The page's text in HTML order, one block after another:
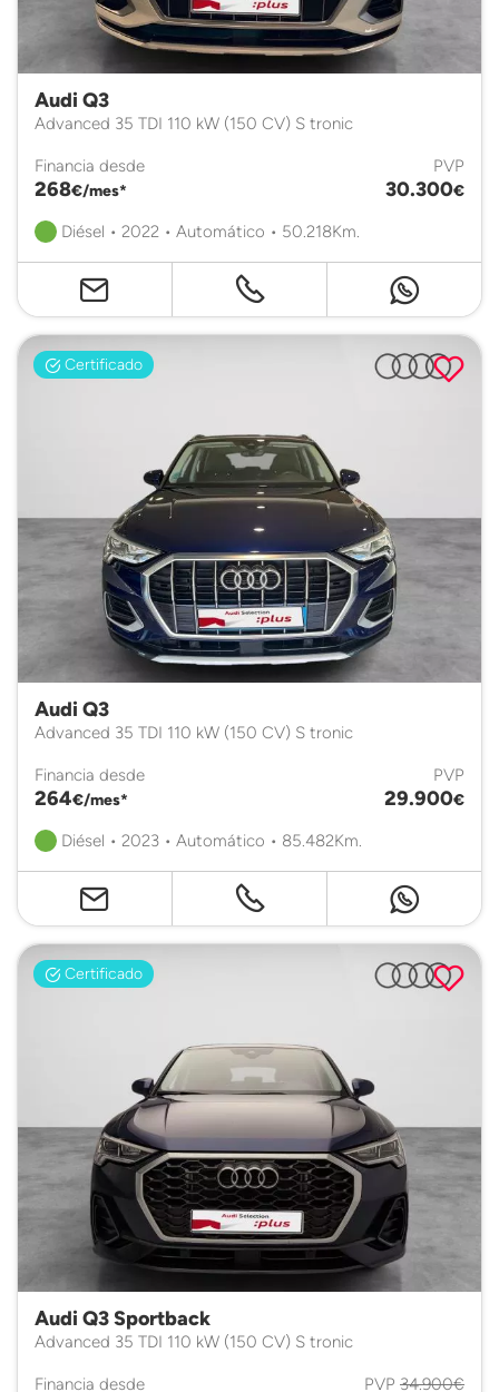
Audi Q3
Advanced 35 TDI 110 kW (150 CV) S tronic
Financia desde
268€/mes*
PVP
30.300€
Diésel • 2022 • Automático • 50.218Km.
Certificado
Audi Q3
Advanced 35 TDI 110 kW (150 CV) S tronic
Financia desde
264€/mes*
PVP
29.900€
Diésel • 2023 • Automático • 85.482Km.
Certificado
Audi Q3 Sportback
Advanced 35 TDI 110 kW (150 CV) S tronic
Financia desde
PVP 34.900€